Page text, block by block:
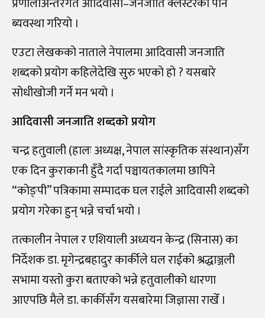
ब्यवस्था गरियो ।
एउटा लेखकको नाताले नेपालमा आदिवासी जनजाति
शब्दको प्रयोग कहिलेदेखि सुरु भएको हो ? यसबारे
सोधीखोजी गर्ने मन भयो ।
आदिवासी जनजाति शब्दको प्रयोग
चन्द्र हतुवाली (हालः अध्यक्ष, नेपाल सांस्कृतिक संस्थान)सँग
एक दिन कुराकानी हुँदै गर्दा पञ्चायतकालमा छापिने
“कोङ्पी” पत्रिकामा सम्पादक घल राईले आदिवासी शब्दको
प्रयोग गरेका हुन् भन्ने चर्चा भयो ।
तत्कालीन नेपाल र एशियाली अध्ययन केन्द्र (सिनास) का
निर्देशक डा. मृगेन्द्रबहादुर कार्कीले घल राईको श्रद्धाञ्जली
सभामा यस्तो कुरा बताएको भन्ने हतुवालीको धारणा
आएपछि मैले डा. कार्कीसँग यसबारेमा जिज्ञासा राखेँ ।